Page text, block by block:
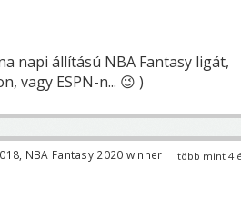
napi állítású NBA Fantasy ligát,
vagy ESPN-n... 😉 )
több mint 4
NBA Fantasy 2020 winner